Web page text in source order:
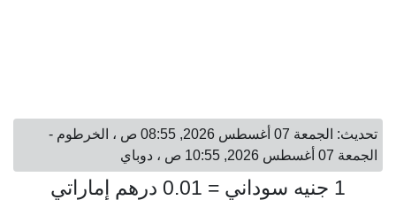
تحديث: الجمعة 07 أغسطس 2026, 08:55 ص ، الخرطوم -
الجمعة 07 أغسطس 2026, 10:55 ص ، دوباي
1 جنيه سوداني = 0.01 درهم إماراتي